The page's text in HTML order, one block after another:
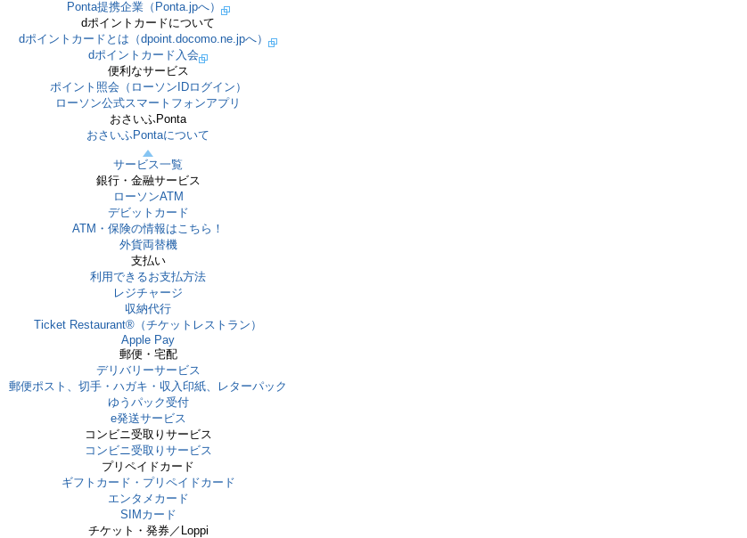
Ponta提携企業（Ponta.jpへ）
dポイントカードについて
dポイントカードとは（dpoint.docomo.ne.jpへ）
dポイントカード入会
便利なサービス
ポイント照会（ローソンIDログイン）
ローソン公式スマートフォンアプリ
おさいふPonta
おさいふPontaについて
サービス一覧
銀行・金融サービス
ローソンATM
デビットカード
ATM・保険の情報はこちら！
外貨両替機
支払い
利用できるお支払方法
レジチャージ
収納代行
Ticket Restaurant®（チケットレストラン）
Apple Pay
郵便・宅配
デリバリーサービス
郵便ポスト、切手・ハガキ・収入印紙、レターパック
ゆうパック受付
e発送サービス
コンビニ受取りサービス
コンビニ受取りサービス
プリペイドカード
ギフトカード・プリペイドカード
エンタメカード
SIMカード
チケット・発券／Loppi